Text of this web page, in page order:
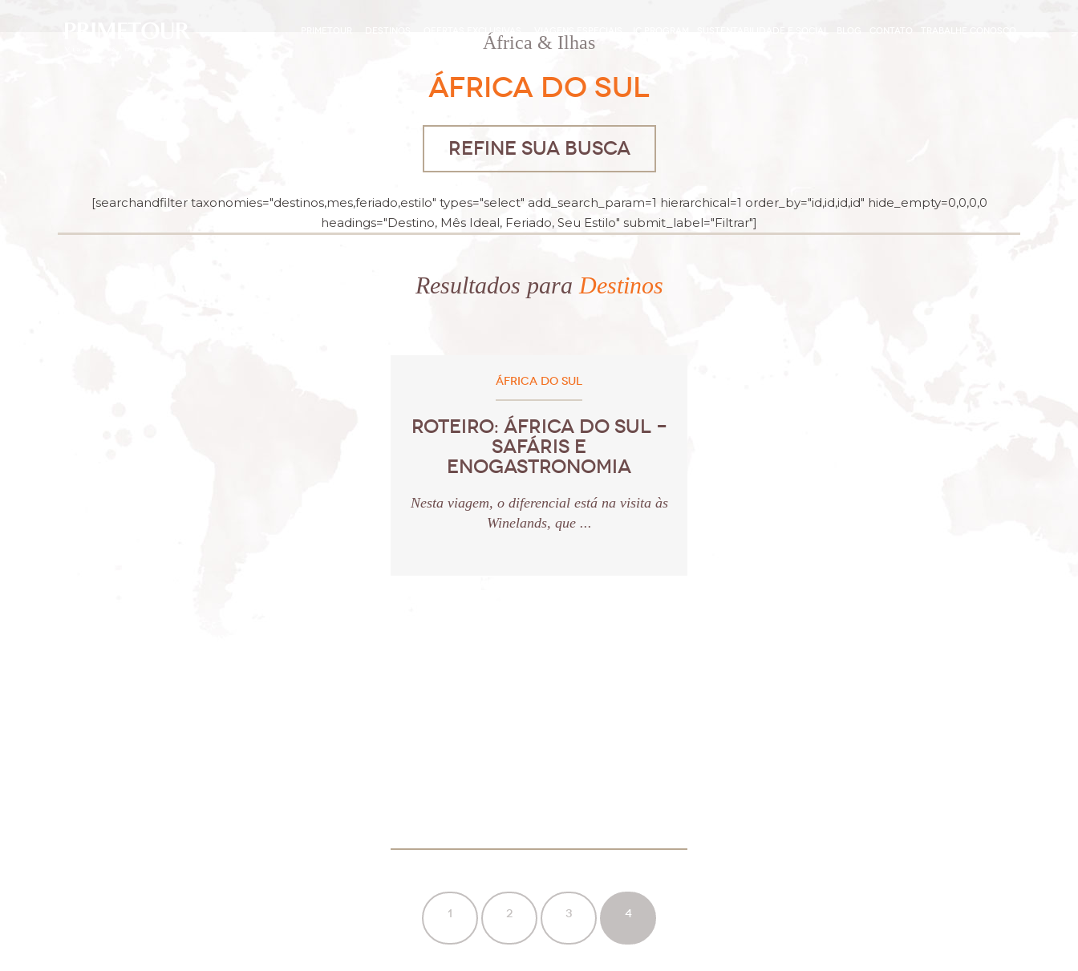
OFERTAS EXCLUSIVAS
África & Ilhas
ÁFRICA DO SUL
REFINE SUA BUSCA
[searchandfilter taxonomies="destinos,mes,feriado,estilo" types="select" add_search_param=1 hierarchical=1 order_by="id,id,id,id" hide_empty=0,0,0,0
headings="Destino, Mês Ideal, Feriado, Seu Estilo" submit_label="Filtrar"]
Resultados para Destinos
ÁFRICA DO SUL
ROTEIRO: ÁFRICA DO SUL –
SAFÁRIS E
ENOGASTRONOMIA
Nesta viagem, o diferencial está na visita às
Winelands, que ...
1 2 3 4